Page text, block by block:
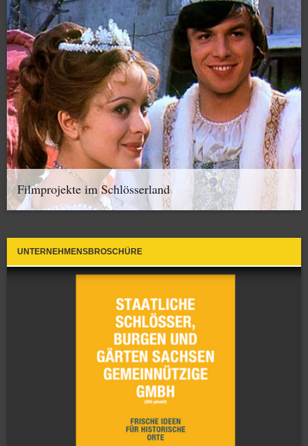
Filmprojekte im Schlösserland
UNTERNEHMENSBROSCHÜRE